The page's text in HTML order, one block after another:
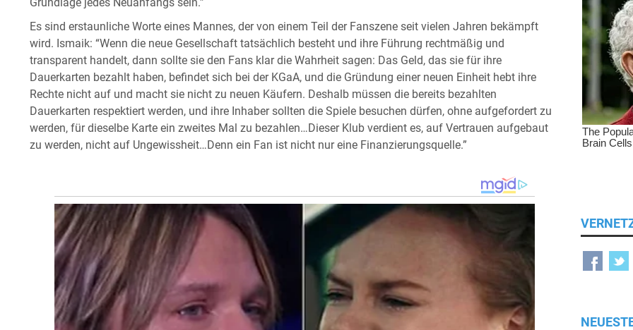
Grundlage jedes Neuanfangs sein.”
Es sind erstaunliche Worte eines Mannes, der von einem Teil der Fanszene seit vielen Jahren bekämpft
wird. Ismaik: “Wenn die neue Gesellschaft tatsächlich besteht und ihre Führung rechtmäßig und
transparent handelt, dann sollte sie den Fans klar die Wahrheit sagen: Das Geld, das sie für ihre
Dauerkarten bezahlt haben, befindet sich bei der KGaA, und die Gründung einer neuen Einheit hebt ihre
Rechte nicht auf und macht sie nicht zu neuen Käufern. Deshalb müssen die bereits bezahlten
Dauerkarten respektiert werden, und ihre Inhaber sollten die Spiele besuchen dürfen, ohne aufgefordert zu
werden, für dieselbe Karte ein zweites Mal zu bezahlen…Dieser Klub verdient es, auf Vertrauen aufgebaut
zu werden, nicht auf Ungewissheit…Denn ein Fan ist nicht nur eine Finanzierungsquelle.”